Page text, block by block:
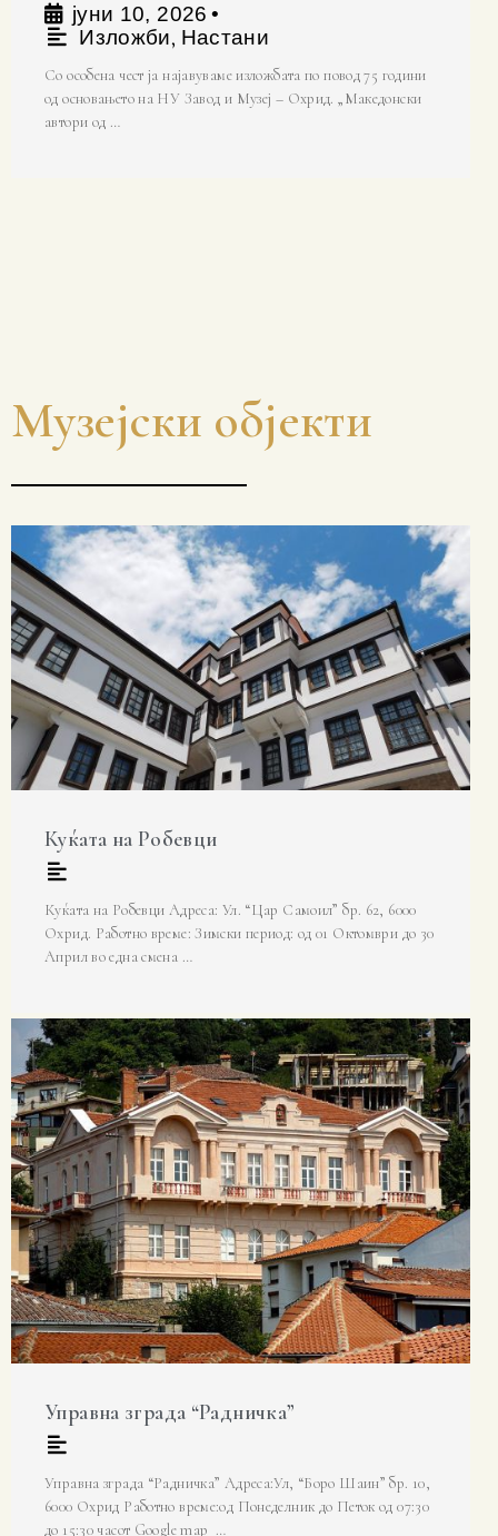
јуни 10, 2026 •
Изложби, Настани
Со особена чест ја најавуваме изложбата по повод 75 години
од основањето на НУ Завод и Музеј – Охрид. „Македонски
автори од …
Музејски објекти
Куќата на Робевци
Куќата на Робевци Адреса: Ул. “Цар Самоил” бр. 62, 6000
Охрид. Работно време: Зимски период: од 01 Октомври до 30
Април во една смена …
Управна зграда “Радничка”
Управна зграда “Радничка” Адреса:Ул, “Боро Шаин” бр. 10,
6000 Охрид Работно време:од Понеделник до Петок од 07:30
до 15:30 часот Google map …